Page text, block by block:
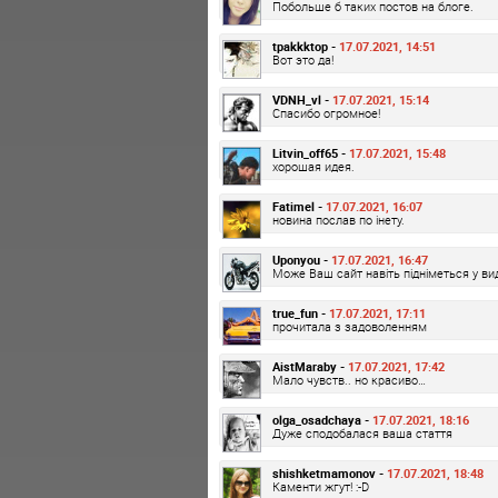
Побольше б таких постов на блоге.
tpakkktop - 17.07.2021, 14:51
Вот это да!
VDNH_vl - 17.07.2021, 15:14
Спасибо огромное!
Litvin_off65 - 17.07.2021, 15:48
хорошая идея.
Fatimel - 17.07.2021, 16:07
новина послав по інету.
Uponyou - 17.07.2021, 16:47
Може Ваш сайт навіть підніметься у
true_fun - 17.07.2021, 17:11
прочитала з задоволенням
AistMaraby - 17.07.2021, 17:42
Мало чувств.. но красиво…
olga_osadchaya - 17.07.2021, 18:16
Дуже сподобалася ваша стаття
shishketmamonov - 17.07.2021, 18:48
Каменти жгут! :-D